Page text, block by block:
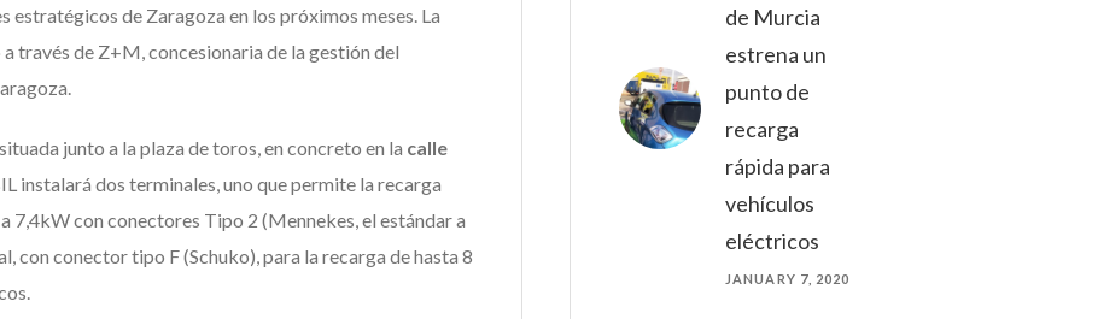
estratégicos de Zaragoza en los próximos meses. La
través de Z+M, concesionaria de la gestión del
junto a la plaza de toros, en concreto en la calle
instalará dos terminales, uno que permite la recarga
7,4kW con conectores Tipo 2 (Mennekes, el estándar a
con conector tipo F (Schuko), para la recarga de hasta 8
de Murcia
estrena un
punto de
recarga
rápida para
vehículos
eléctricos
JANUARY 7, 2020